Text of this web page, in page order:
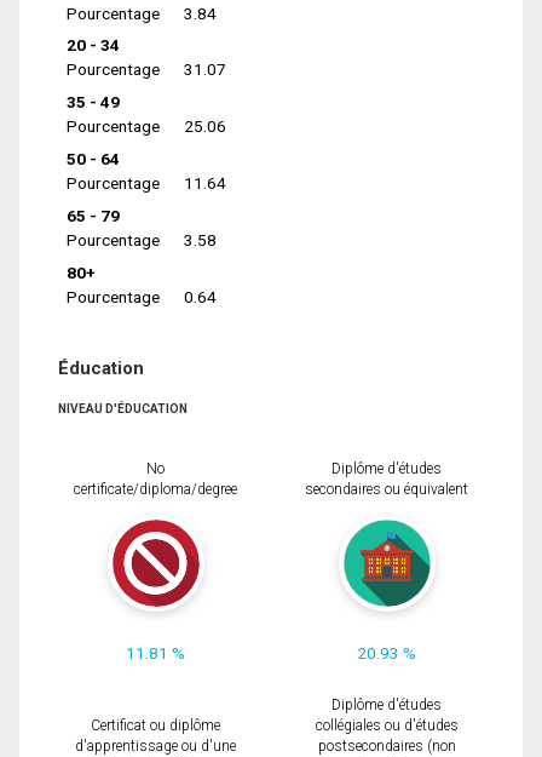
Pourcentage
3.84
20 - 34
Pourcentage
31.07
35 - 49
Pourcentage
25.06
50 - 64
Pourcentage
11.64
65 - 79
Pourcentage
3.58
80+
Pourcentage
0.64
Éducation
NIVEAU D'ÉDUCATION
No
certificate/diploma/degree
11.81 %
Diplôme d'études
secondaires ou équivalent
20.93 %
Certificat ou diplôme
d'apprentissage ou d'une
Diplôme d'études
collégiales ou d'études
postsecondaires (non